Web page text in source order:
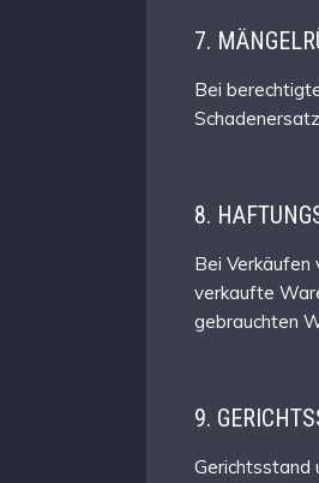
7.
Bei
8.
Bei Verkäufen
verkaufte
gebrauchten
9.
Gerichtsstand